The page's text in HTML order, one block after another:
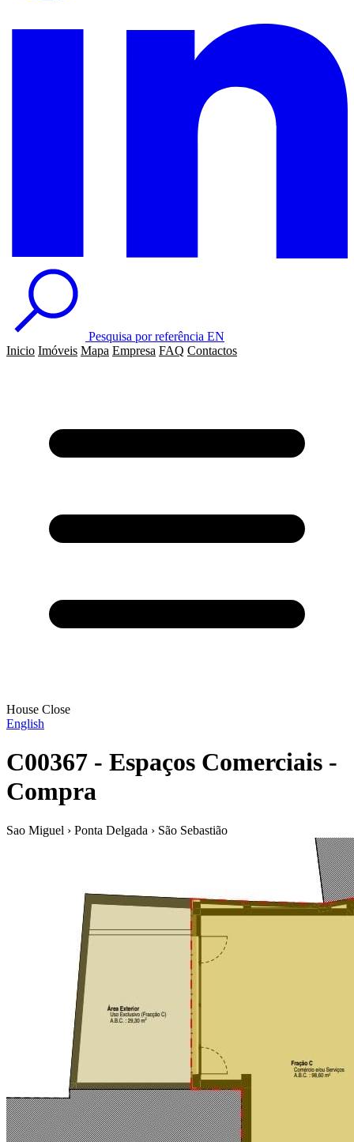
Pesquisa por referência EN
Inicio Imóveis Mapa Empresa FAQ Contactos
House Close
English
C00367 - Espaços Comerciais -
Compra
Sao Miguel › Ponta Delgada › São Sebastião